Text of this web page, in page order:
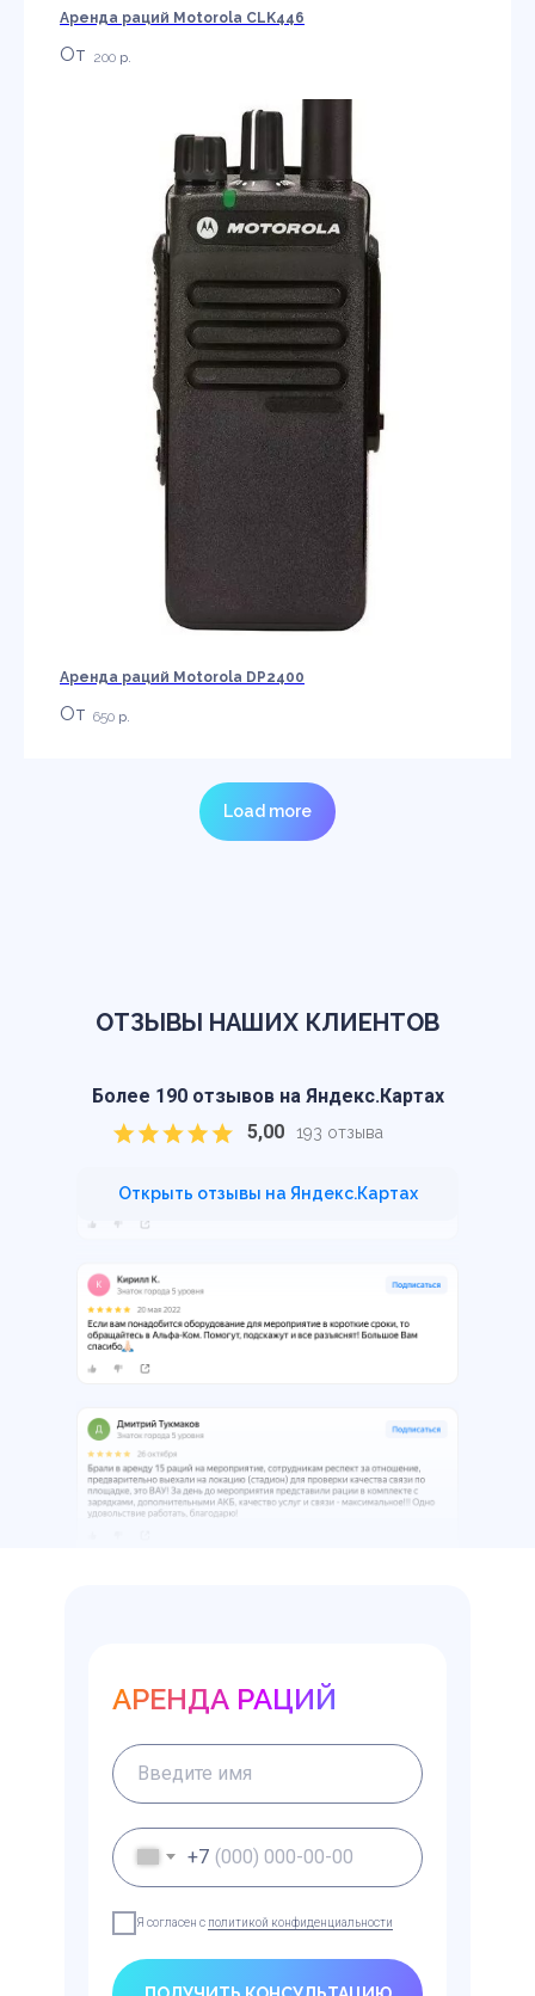
Аренда раций Motorola CLK446
200 р.
Аренда раций Motorola DP2400
650 р.
Load more
ОТЗЫВЫ НАШИХ КЛИЕНТОВ
Более 190 отзывов на Яндекс.Картах
5,00
193 отзыва
Открыть отзывы на Яндекс.Картах
АРЕНДА РАЦИЙ
+7
Я согласен с политикой конфиденциальности